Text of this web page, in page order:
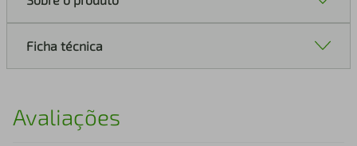
Ficha técnica
Avaliações